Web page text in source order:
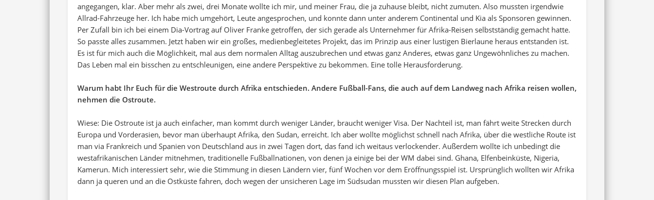
angegangen, klar. Aber mehr als zwei, drei Monate wollte ich mir, und meiner Frau, die ja zuhause bleibt, nicht zumuten. Also mussten irgendwie
Allrad-Fahrzeuge her. Ich habe mich umgehört, Leute angesprochen, und konnte dann unter anderem Continental und Kia als Sponsoren gewinnen.
Per Zufall bin ich bei einem Dia-Vortrag auf Oliver Franke getroffen, der sich gerade als Unternehmer für Afrika-Reisen selbstständig gemacht hatte.
So passte alles zusammen. Jetzt haben wir ein großes, medienbegleitetes Projekt, das im Prinzip aus einer lustigen Bierlaune heraus entstanden ist.
Es ist für mich auch die Möglichkeit, mal aus dem normalen Alltag auszubrechen und etwas ganz Anderes, etwas ganz Ungewöhnliches zu machen.
Das Leben mal ein bisschen zu entschleunigen, eine andere Perspektive zu bekommen. Eine tolle Herausforderung.
Warum habt Ihr Euch für die Westroute durch Afrika entschieden. Andere Fußball-Fans, die auch auf dem Landweg nach Afrika reisen wollen,
nehmen die Ostroute.
Wiese: Die Ostroute ist ja auch einfacher, man kommt durch weniger Länder, braucht weniger Visa. Der Nachteil ist, man fährt weite Strecken durch
Europa und Vorderasien, bevor man überhaupt Afrika, den Sudan, erreicht. Ich aber wollte möglichst schnell nach Afrika, über die westliche Route ist
man via Frankreich und Spanien von Deutschland aus in zwei Tagen dort, das fand ich weitaus verlockender. Außerdem wollte ich unbedingt die
westafrikanischen Länder mitnehmen, traditionelle Fußballnationen, von denen ja einige bei der WM dabei sind. Ghana, Elfenbeinküste, Nigeria,
Kamerun. Mich interessiert sehr, wie die Stimmung in diesen Ländern vier, fünf Wochen vor dem Eröffnungsspiel ist. Ursprünglich wollten wir Afrika
dann ja queren und an die Ostküste fahren, doch wegen der unsicheren Lage im Südsudan mussten wir diesen Plan aufgeben.